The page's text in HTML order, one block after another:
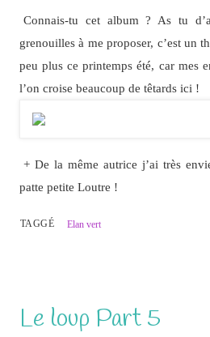
Connais-tu cet album ? As tu
grenouilles à me proposer, c’est un
peu plus ce printemps été, car mes
l’on croise beaucoup de têtards ici !
+ De la même autrice j’ai très
patte petite Loutre !
TAGGÉ Elan vert
Le loup Part 5